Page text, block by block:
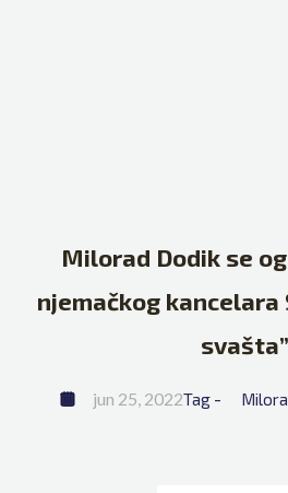
Milorad Dodik se
njemačkog kancelara
svašta”
jun 25, 2022Tag -